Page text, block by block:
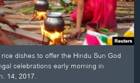
dishes to offer the Hindu Sun God
celebrations early morning in
14, 2017.